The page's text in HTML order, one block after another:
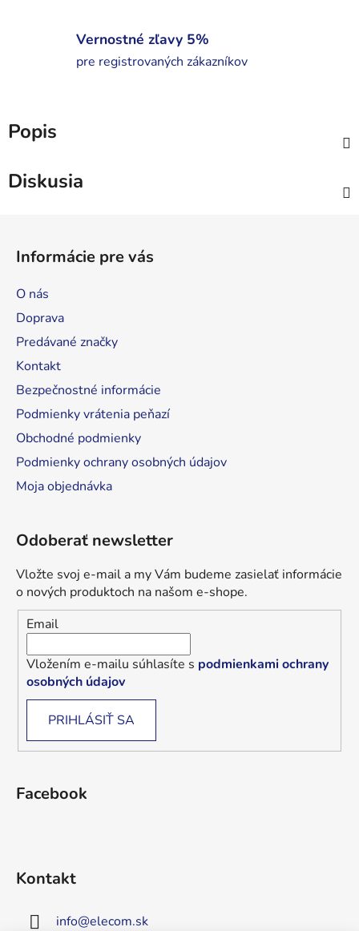
Vernostné zľavy 5%
pre registrovaných zákazníkov
Popis
Diskusia
Informácie pre vás
O nás
Doprava
Predávané značky
Kontakt
Bezpečnostné informácie
Podmienky vrátenia peňazí
Obchodné podmienky
Podmienky ochrany osobných údajov
Moja objednávka
Odoberať newsletter
Vložte svoj e-mail a my Vám budeme zasielať informácie
o nových produktoch na našom e-shope.
Email
Vložením e-mailu súhlasíte s podmienkami ochrany
osobných údajov
PRIHLÁSIŤ SA
Facebook
Kontakt
info@elecom.sk